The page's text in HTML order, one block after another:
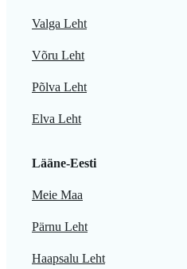
Valga Leht
Võru Leht
Põlva Leht
Elva Leht
Lääne-Eesti
Meie Maa
Pärnu Leht
Haapsalu Leht